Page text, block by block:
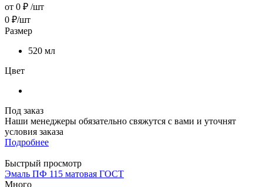
от 0 ₽ /шт
0 ₽/шт
Размер
520 мл
Цвет
Под заказ
Наши менеджеры обязательно свяжутся с вами и уточнят
условия заказа
Подробнее
Быстрый просмотр
Эмаль ПФ 115 матовая ГОСТ
Много